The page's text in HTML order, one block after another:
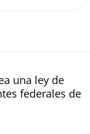
una ley de
federales de